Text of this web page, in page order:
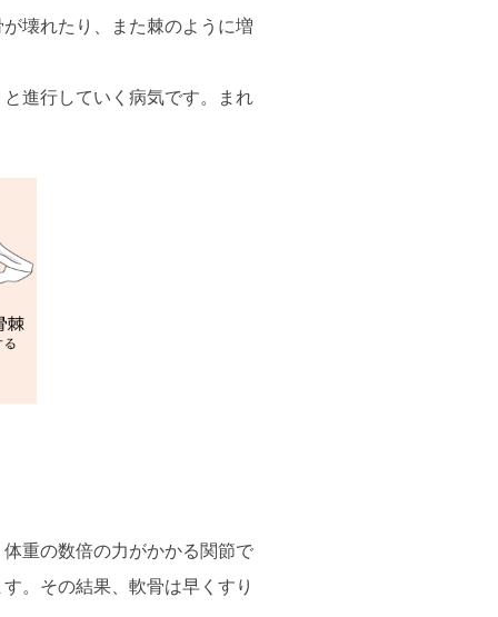
壊れたり、また棘のように増
進行していく病気です。まれ
重の数倍の力がかかる関節で
。その結果、軟骨は早くすり